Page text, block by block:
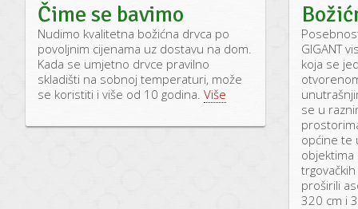
Čime se bavimo
Nudimo kvalitetna božićna drvca po
povoljnim cijenama uz dostavu na dom.
Kada se umjetno drvce pravilno
skladišti na sobnoj temperaturi, može
se koristiti i više od 10 godina. Više
GIGANT
koja se
se u
općine te
proširili
320 cm i